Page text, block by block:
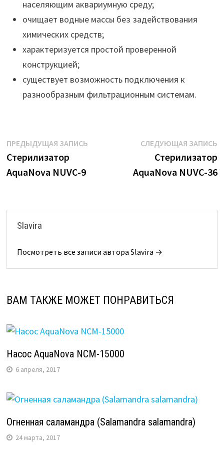
населяющим аквариумную среду;
очищает водные массы без задействования
химических средств;
характеризуется простой проверенной
конструкцией;
существует возможность подключения к
разнообразным фильтрационным системам.
Навигация
по
записям
ПРЕДЫДУЩАЯ ЗАПИСЬПредыдущая
Стерилизатор
AquaNova NUVC-9
СЛЕДУЮЩАЯ ЗАПИСЬ
Стерилизатор
AquaNova NUVC-36
Slavira
Посмотреть все записи автора Slavira →
ВАМ ТАКЖЕ МОЖЕТ ПОНРАВИТЬСЯ
Насос AquaNova NCM-15000
6 апреля, 2017
Огненная саламандра (Salamandra salamandra)
24 марта, 2017